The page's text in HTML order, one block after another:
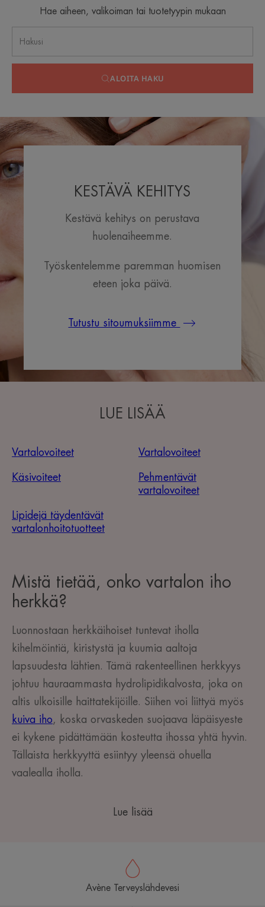
Hae aiheen, valikoiman tai tuotetyypin mukaan
ALOITA HAKU
KESTÄVÄ KEHITYS
Kestävä kehitys on perustava
huolenaiheemme.
Työskentelemme paremman huomisen
eteen joka päivä.
Tutustu sitoumuksiimme
LUE LISÄÄ
Vartalovoiteet Vartalovoiteet
Käsivoiteet
Pehmentävät
vartalovoiteet
Lipidejä täydentävät
vartalonhoitotuotteet
Mistä tietää, onko vartalon iho
herkkä?
Luonnostaan herkkäihoiset tuntevat iholla
kihelmöintiä, kiristystä ja kuumia aaltoja
lapsuudesta lähtien. Tämä rakenteellinen herkkyys
johtuu hauraammasta hydrolipidikalvosta, joka on
altis ulkoisille haittatekijöille. Siihen voi liittyä myös
kuiva iho, koska orvaskeden suojaava läpäisyeste
ei kykene pidättämään kosteutta ihossa yhtä hyvin.
Tällaista herkkyyttä esiintyy yleensä ohuella
vaalealla iholla.
Lue lisää
Avène Terveyslähdevesi